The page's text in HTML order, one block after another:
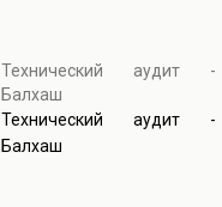
Технический аудит -
Балхаш
Технический аудит -
Балхаш